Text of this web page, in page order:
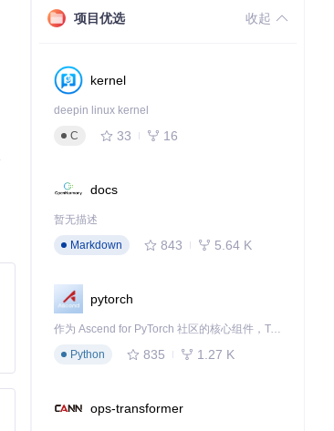
项目优选 收起
kernel
deepin linux kernel
C
33 16
docs
暂无描述
Markdown
843 5.64 K
pytorch
作为 Ascend for PyTorch 社区的核心组件，TorchNPU 是昇腾专为 PyTorch 打造的深度学习适配插件，使 PyTorch 框架能够直接调用昇腾 NPU，为开发者提供昇腾 AI 处理器的超强算力。
Python
835 1.27 K
ops-transformer